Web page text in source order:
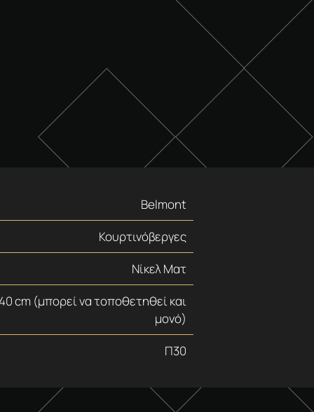
Belmont
Κουρτινόβεργες
Νίκελ Ματ
cm (μπορεί να τοποθετηθεί και
μονό)
Π30